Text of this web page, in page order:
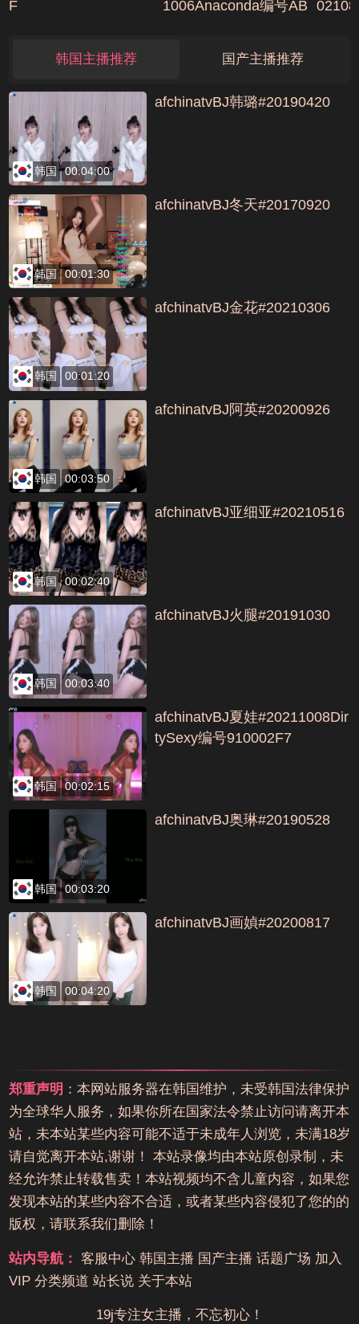
F
1006Anaconda编号AB
韩国主播推荐 国产主播推荐
韩国 00:04:00
afchinatvBJ韩璐#20190420
韩国 00:01:30
afchinatvBJ冬天#20170920
韩国 00:01:20
afchinatvBJ金花#20210306
韩国 00:03:50
afchinatvBJ阿英#20200926
韩国 00:02:40
afchinatvBJ亚细亚#20210516
韩国 00:03:40
afchinatvBJ火腿#20191030
韩国 00:02:15
afchinatvBJ夏娃#20211008Dir
tySexy编号910002F7
韩国 00:03:20
afchinatvBJ奥琳#20190528
韩国 00:04:20
afchinatvBJ画媜#20200817
郑重声明 ：本网站服务器在韩国维护，未受韩国法律保护
为全球华人服务，如果你所在国家法令禁止访问请离开本
站，未本站某些内容可能不适于未成年人浏览，未满18岁
请自觉离开本站,谢谢！ 本站录像均由本站原创录制，未
经允许禁止转载售卖！本站视频均不含儿童内容，如果您
发现本站的某些内容不合适，或者某些内容侵犯了您的的
版权，请联系我们删除！
站内导航： 客服中心 韩国主播 国产主播 话题广场 加入
VIP 分类频道 站长说 关于本站
19j专注女主播，不忘初心！